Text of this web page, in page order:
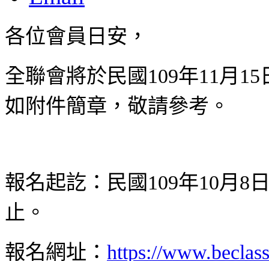
各位會員日安，
全聯會將於民國109年11月
如附件簡章，敬請參考。
報名起訖：民國109年10月8
止。
報名網址： https://